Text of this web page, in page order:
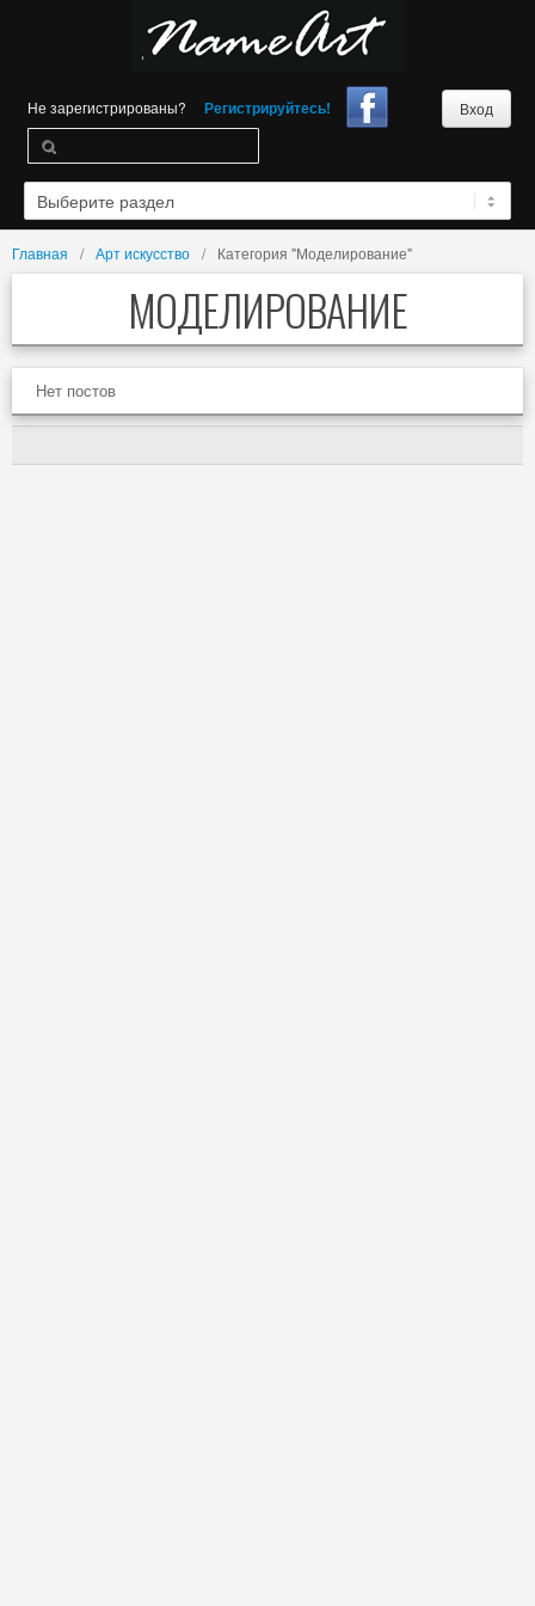
Не зарегистрированы? Регистрируйтесь! Вход
Главная Арт искусство Категория "Моделирование"
МОДЕЛИРОВАНИЕ
Нет постов